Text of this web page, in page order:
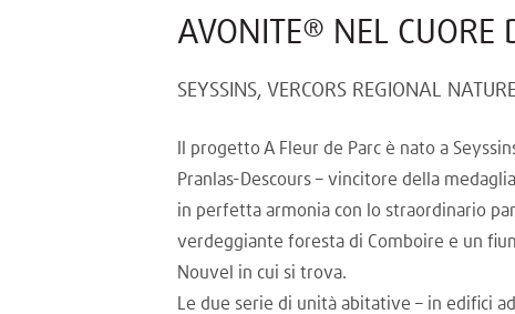
AVONITE® NEL CUORE
SEYSSINS, VERCORS REGIONAL
Il progetto A Fleur de Parc è nato a
Pranlas-Descours – vincitore della
in perfetta armonia con lo straordinario
verdeggiante foresta di Comboire e un
Nouvel in cui si trova.
Le due serie di unità abitative – in edifici